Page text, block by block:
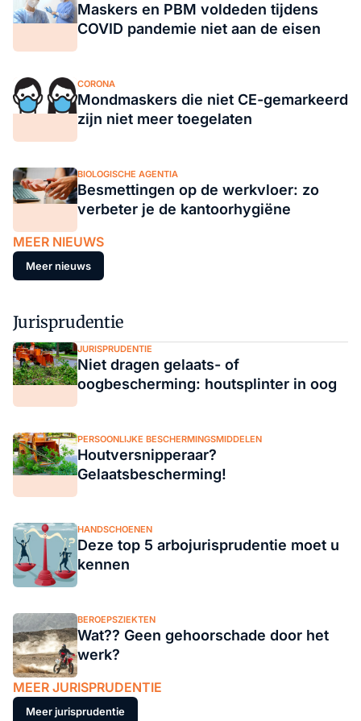
Maskers en PBM voldeden tijdens
COVID pandemie niet aan de eisen
CORONA
Mondmaskers die niet CE-gemarkeerd
zijn niet meer toegelaten
BIOLOGISCHE AGENTIA
Besmettingen op de werkvloer: zo
verbeter je de kantoorhygiëne
MEER NIEUWS
Meer nieuws
Jurisprudentie
JURISPRUDENTIE
Niet dragen gelaats- of
oogbescherming: houtsplinter in oog
PERSOONLIJKE BESCHERMINGSMIDDELEN
Houtversnipperaar?
Gelaatsbescherming!
HANDSCHOENEN
Deze top 5 arbojurisprudentie moet u
kennen
BEROEPSZIEKTEN
Wat?? Geen gehoorschade door het
werk?
MEER JURISPRUDENTIE
Meer jurisprudentie